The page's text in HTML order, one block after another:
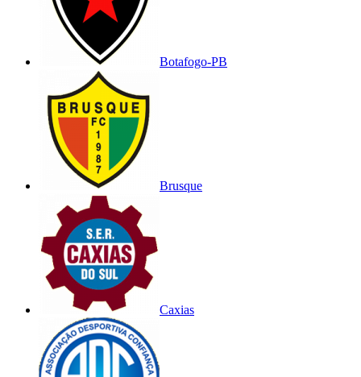
Botafogo-PB
Brusque
Caxias